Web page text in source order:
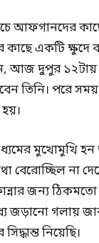
আফগানদের
কাছে একটি ক্ষুদে
আজ দুপুর ১২টায়
তিনি। পরে
মুখোমুখি হন
বেরোচ্ছিল না
জন্য
জড়ানো গলায়
নিয়েছি।